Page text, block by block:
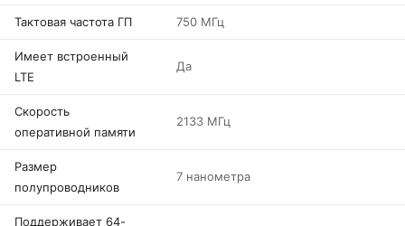
Тактовая частота ГП 750 МГц
Имеет встроенный
LTE
Да
Скорость
оперативной памяти
2133 МГц
Размер
полупроводников
7 нанометра
Поддерживает 64-